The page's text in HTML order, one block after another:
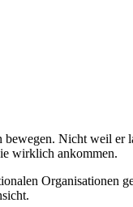
Nicht weil
wirklich ankommen.
Organisationen